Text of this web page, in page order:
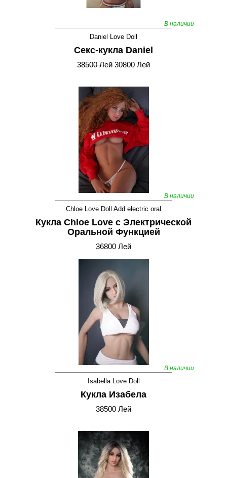
В наличии
Daniel Love Doll
Секс-кукла Daniel
38500 Лей 30800 Лей
В наличии
Chloe Love Doll Add electric oral
Кукла Chloe Love с Электрической
Оральной Функцией
36800 Лей
В наличии
Isabella Love Doll
Кукла Изабела
38500 Лей